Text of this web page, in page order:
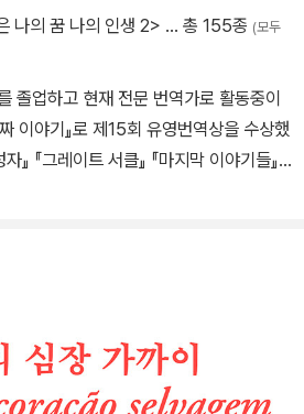
에, 『삶의 숨결』은 사후에 발표되었다.
화재로 입은 화상의 후유증으로 정신
나의 꿈 나의 인생 2> … 총 155종 (모두
졸업하고 현재 전문 번역가로 활동중이
이야기』로 제15회 유영번역상을 수상했
』 『그레이트 서클』 『마지막 이야기들』
여로』 『인도로 가는 길』 등이 있다.